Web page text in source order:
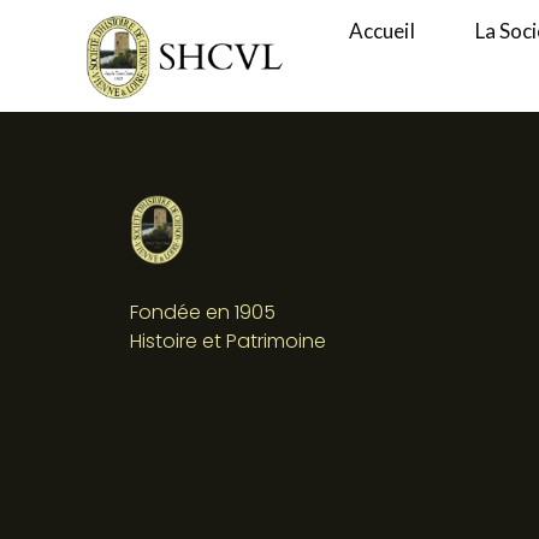
Accueil La
Fondée en 1905
Histoire et Patrimoine